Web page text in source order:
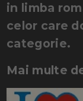
in limba
celor care
categorie.
Mai multe